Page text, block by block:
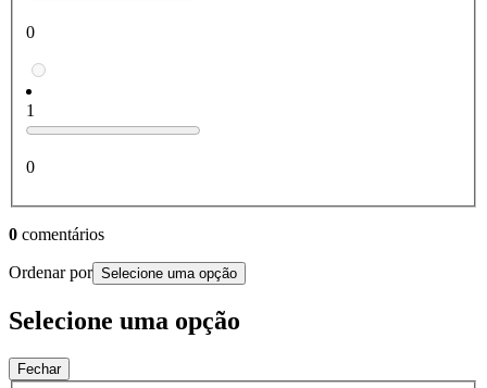
0
1
0
0 comentários
Ordenar por Selecione uma opção
Selecione uma opção
Fechar